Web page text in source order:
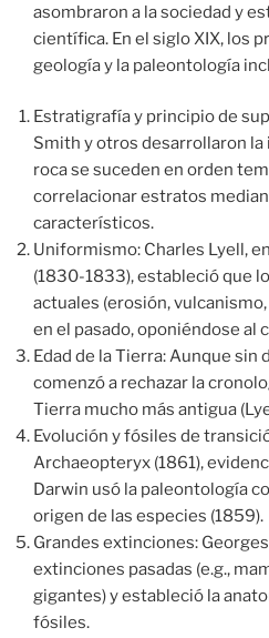
asombraron a la sociedad y
científica. En el siglo XIX, los
geología y la paleontología
Estratigrafía y principio de
Smith y otros desarrollaron la
roca se suceden en orden
correlacionar estratos
característicos.
Uniformismo: Charles Lyell,
(1830-1833), estableció que
actuales (erosión,
en el pasado, oponiéndose al
Edad de la Tierra: Aunque sin
comenzó a rechazar la
Tierra mucho más antigua
Evolución y fósiles de
Archaeopteryx (1861),
Darwin usó la paleontología
origen de las especies (1859).
Grandes extinciones:
extinciones pasadas (e.g.,
gigantes) y estableció la
fósiles.